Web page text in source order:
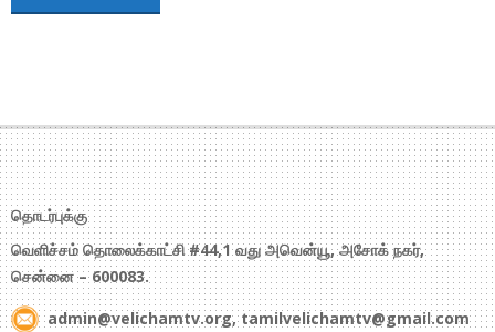
தொடர்புக்கு
வெளிச்சம் தொலைக்காட்சி #44,1 வது அவென்யூ, அசோக் நகர்,
சென்னை – 600083.
admin@velichamtv.org, tamilvelichamtv@gmail.com